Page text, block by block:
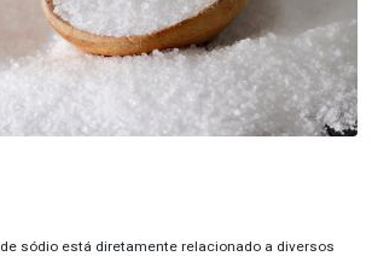
sódio está diretamente relacionado a diversos